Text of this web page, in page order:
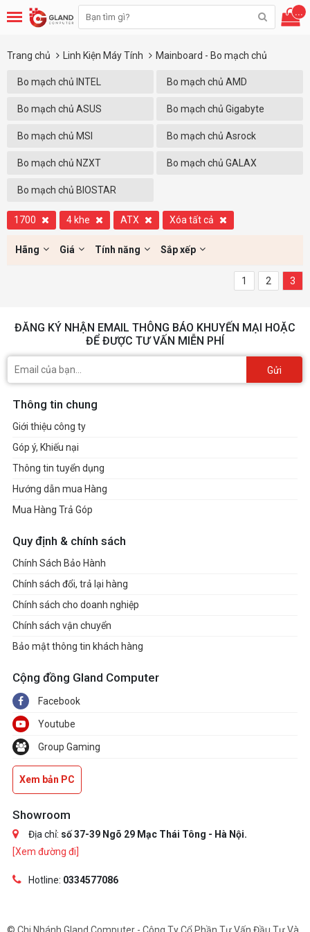
...
Trang chủ Linh Kiện Máy Tính Mainboard - Bo mạch chủ
Bo mạch chủ INTEL Bo mạch chủ AMD
Bo mạch chủ ASUS Bo mạch chủ Gigabyte
Bo mạch chủ MSI Bo mạch chủ Asrock
Bo mạch chủ NZXT Bo mạch chủ GALAX
Bo mạch chủ BIOSTAR
1700 4 khe ATX Xóa tất cả
Hãng Giá Tính năng Sắp xếp
1 2 3
ĐĂNG KÝ NHẬN EMAIL THÔNG BÁO KHUYẾN MẠI HOẶC
ĐỂ ĐƯỢC TƯ VẤN MIỄN PHÍ
Gửi
Thông tin chung
Giới thiệu công ty
Góp ý, Khiếu nại
Thông tin tuyển dụng
Hướng dẫn mua Hàng
Mua Hàng Trả Góp
Quy định & chính sách
Chính Sách Bảo Hành
Chính sách đổi, trả lại hàng
Chính sách cho doanh nghiệp
Chính sách vận chuyển
Bảo mật thông tin khách hàng
Cộng đồng Gland Computer
Facebook
Youtube
Group Gaming
Xem bản PC
Showroom
Địa chỉ: số 37-39 Ngõ 29 Mạc Thái Tông - Hà Nội.
[Xem đường đi]
Hotline: 0334577086